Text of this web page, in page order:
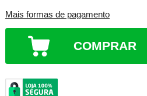
Mais formas de pagamento
COMPRAR